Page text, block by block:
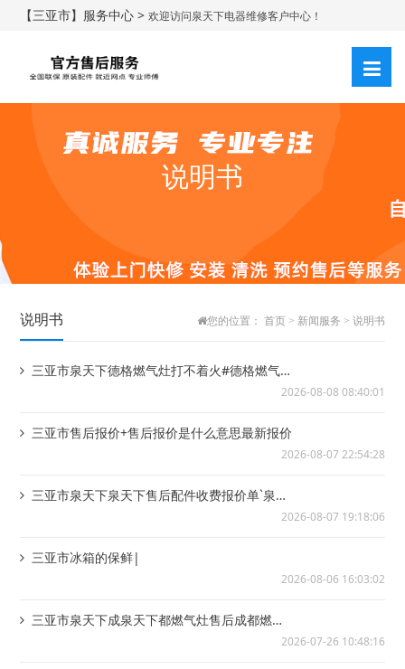
【三亚市】服务中心 >欢迎访问泉天下电器维修客户中心！
说明书
说明书 您的位置： 首页> 新闻服务 > 说明书
三亚市泉天下德格燃气灶打不着火#德格燃气灶
2026-08-08 08:40:01
三亚市售后报价+售后报价是什么意思最新报价
2026-08-07 22:54:28
三亚市泉天下泉天下售后配件收费报价单`泉天
2026-08-07 19:18:06
三亚市冰箱的保鲜|
2026-08-06 16:03:02
三亚市泉天下成泉天下都燃气灶售后成都燃气
2026-07-26 10:48:16